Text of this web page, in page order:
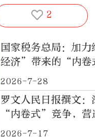
2
国家税务总局：加
经济”带来的“内
2026-7-28
罗文人民日报撰文：
“内卷式”竞争，营
环境
2026-7-17